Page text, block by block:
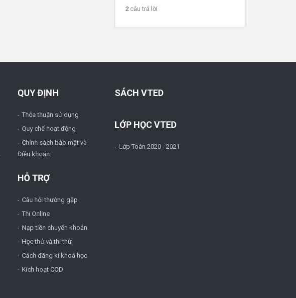
2câu trả lời
QUY ĐỊNH
Thỏa thuận sử dụng
Quy chế hoạt động
Chính sách bảo mật và
Điều khoản
HỖ TRỢ
Câu hỏi thường gặp
Thi Online
Nạp tiền chuyển khoản
Học thử và thi thử
Cách đăng kí khoá học
Kích hoạt COD
SÁCH VTED
LỚP HỌC VTED
Lớp Toán 2020 - 2021